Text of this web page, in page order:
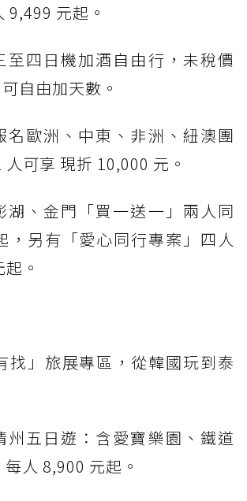
9,499 元起。
至四日機加酒自由行，未稅價
自由加天數。
名歐洲、中東、非洲、紐澳團
可享 現折 10,000 元。
湖、金門「買一送一」兩人同
，另有「愛心同行專案」四人
。
找」旅展專區，從韓國玩到泰
州五日遊：含愛寶樂園、鐵道
人 8,900 元起。